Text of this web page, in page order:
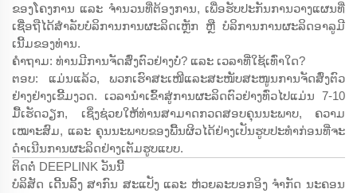
ຂອງໂຄງການ ແລະ ຈຳນວນທີ່ຕ້ອງການ, ເພື່ອຮັບປະກັນການວາງແຜນທີ່
ເຊື່ອຖືໄດ້ສຳລັບບໍລິການການຜະລິດເຫຼັກ ຫຼື ບໍລິການການຜະລິດອາລູມີ
ເນີ້ມຂອງທ່ານ.
ຄຳຖາມ: ທ່ານມີການຈັດສົ່ງຕົວຢ່າງບໍ່? ແລະ ເວລາທີ່ໃຊ້ເທົ່າໃດ?
ຕອບ: ແມ່ນແລ້ວ, ພວກເຮົາສະເໜີແລະສະໜັບສະໜູນການຈັດສົ່ງຕົວ
ຢ່າງຢ່າງເຂີ້ມງວດ. ເວລານຳເຂົ້າສູ່ການຜະລິດຕົວຢ່າງທົ່ວໄປແມ່ນ 7-10
ມື້ເຮັດວຽກ, ເຊິ່ງຊ່ວຍໃຫ້ທ່ານສາມາດກວດສອບຄຸນນະພາບ, ຄວາມ
ເໝາະສົມ, ແລະ ຄຸນນະພາບຂອງພື້ນຜິວໄດ້ຢ່າງເປັນຮູບປະທຳກ່ອນທີ່ຈະ
ດຳເນີນການຜະລິດຢ່າງເຕັມຮູບແບບ.
ຕິດຕໍ່ DEEPLINK ວັນນີ້
ບໍລິສັດ ເດີ້ນລິ້ງ ສາກົນ ສະແປັງ ແລະ ຫ່ວຍລະບອກອິງ ຈຳກັດ ນະຄອນ